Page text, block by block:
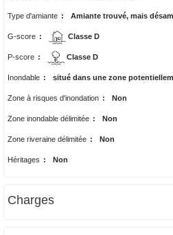
Type d'amiante : Amiante trouvé, mais
G-score : Classe D
P-score : Classe D
Inondable : situé dans une zone
Zone à risques d'inondation : Non
Zone inondable délimitée : Non
Zone riveraine délimitée : Non
Héritages : Non
Charges